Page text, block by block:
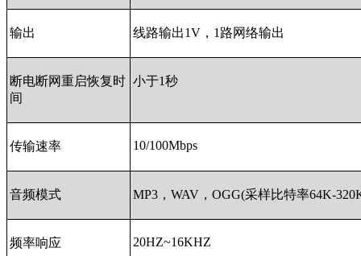
输出 线路输出1V，1路网络输出
断电断网重启恢复时
间
小于1秒
传输速率 10/100Mbps
音频模式 MP3，WAV，OGG(采样比特率64K-
频率响应 20HZ~16KHZ